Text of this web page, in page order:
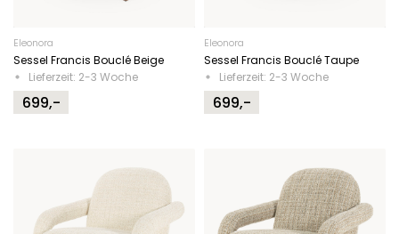
Eleonora
Sessel Francis Bouclé Beige
Lieferzeit: 2-3 Woche
699,-
Eleonora
Sessel Francis Bouclé Taupe
Lieferzeit: 2-3 Woche
699,-